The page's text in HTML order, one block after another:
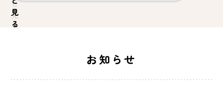
見
る
お知らせ